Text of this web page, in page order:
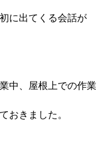
に出てくる会話が
中、屋根上での作業
おきました。